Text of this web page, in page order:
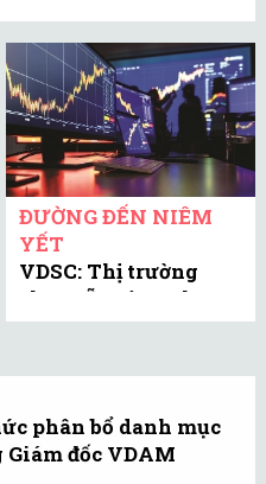
ĐƯỜNG ĐẾN NIÊM
YẾT
VDSC: Thị trường
chưa sẵn sàng cho
một nhịp hồi phục
phân bổ danh mục
đốc VDAM